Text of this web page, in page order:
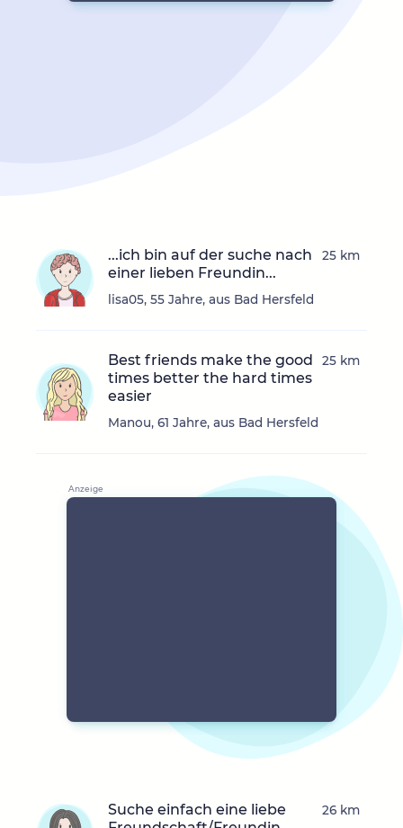
...ich bin auf der suche nach
einer lieben Freundin...
lisa05, 55 Jahre, aus Bad Hersfeld
25 km
Best friends make the good
times better the hard times
easier
Manou, 61 Jahre, aus Bad Hersfeld
25 km
Suche einfach eine liebe
26 km